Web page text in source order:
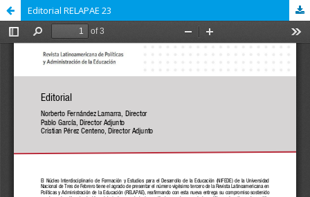
Editorial RELAPAE 23